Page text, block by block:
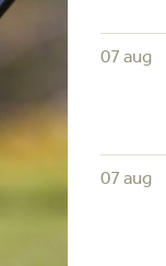
07 aug
07 aug